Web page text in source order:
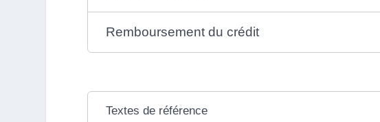
Remboursement du crédit
Textes de référence